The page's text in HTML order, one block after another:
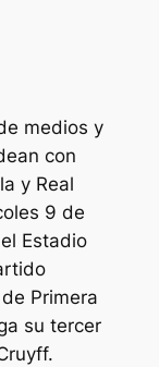
medios y
con
y Real
9 de
Estadio
Primera
su tercer